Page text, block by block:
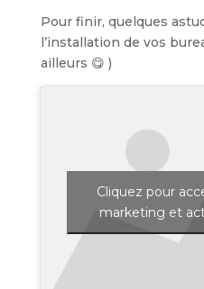
Pour finir, quelques
l’installation de vos
ailleurs 😋 )
Cliquez pour
marketing et